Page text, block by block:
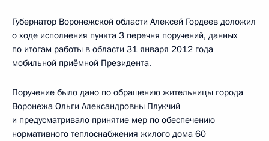
Губернатор Воронежской области Алексей Гордеев доложил
о ходе исполнения пункта 3 перечня поручений, данных
по итогам работы в области 31 января 2012 года
мобильной приёмной Президента.
Поручение было дано по обращению жительницы города
Воронежа Ольги Александровны Плукчий
и предусматривало принятие мер по обеспечению
нормативного теплоснабжения жилого дома 60